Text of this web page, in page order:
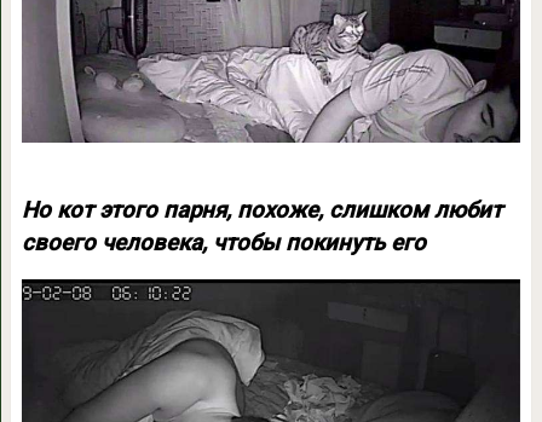
Но кот этого парня, похоже, слишком любит
своего человека, чтобы покинуть его